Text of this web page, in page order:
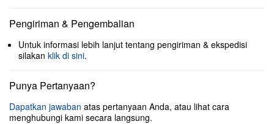
Pengiriman & Pengembalian
Untuk informasi lebih lanjut tentang pengiriman & ekspedisi
silakan klik di sini.
Punya Pertanyaan?
Dapatkan jawaban atas pertanyaan Anda, atau lihat cara
menghubungi kami secara langsung.